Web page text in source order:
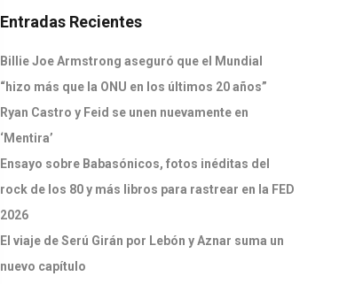
Entradas Recientes
Billie Joe Armstrong aseguró que el Mundial
“hizo más que la ONU en los últimos 20 años”
Ryan Castro y Feid se unen nuevamente en
‘Mentira’
Ensayo sobre Babasónicos, fotos inéditas del
rock de los 80 y más libros para rastrear en la FED
2026
El viaje de Serú Girán por Lebón y Aznar suma un
nuevo capítulo